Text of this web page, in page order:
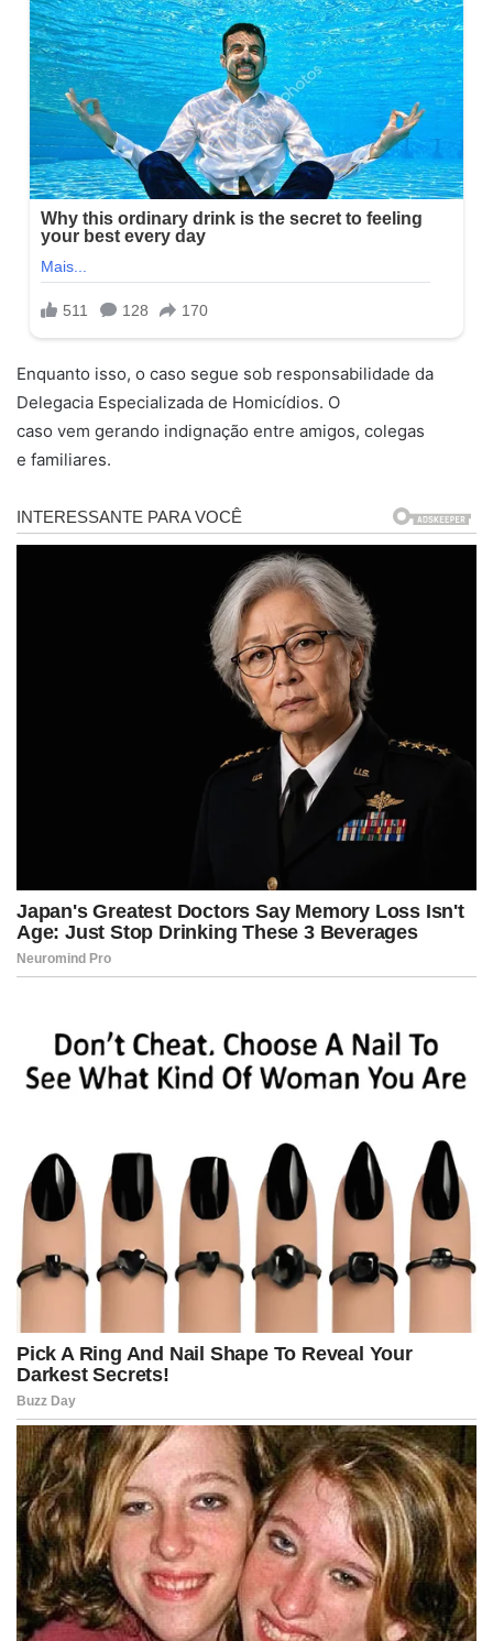
Enquanto isso, o caso segue sob responsabilidade da
Delegacia Especializada de Homicídios. O
caso vem gerando indignação entre amigos, colegas
e familiares.